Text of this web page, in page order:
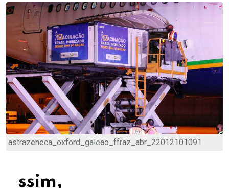
astrazeneca_oxford_galeao_ffraz_abr_22012101091
ssim,